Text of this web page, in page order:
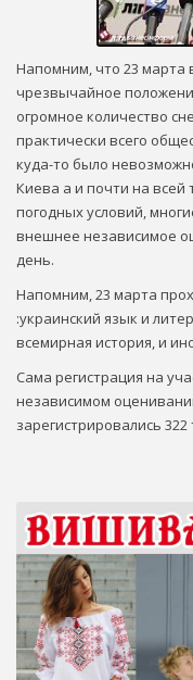
Напомним, что 23 марта
чрезвычайное
огромное количество
практически всего
куда-то было
Киева а и почти на всей
погодных условий,
внешнее независимое
день.
Напомним, 23 марта
:украинский язык и
всемирная история, и
Сама регистрация на
независимом
зарегистрировались